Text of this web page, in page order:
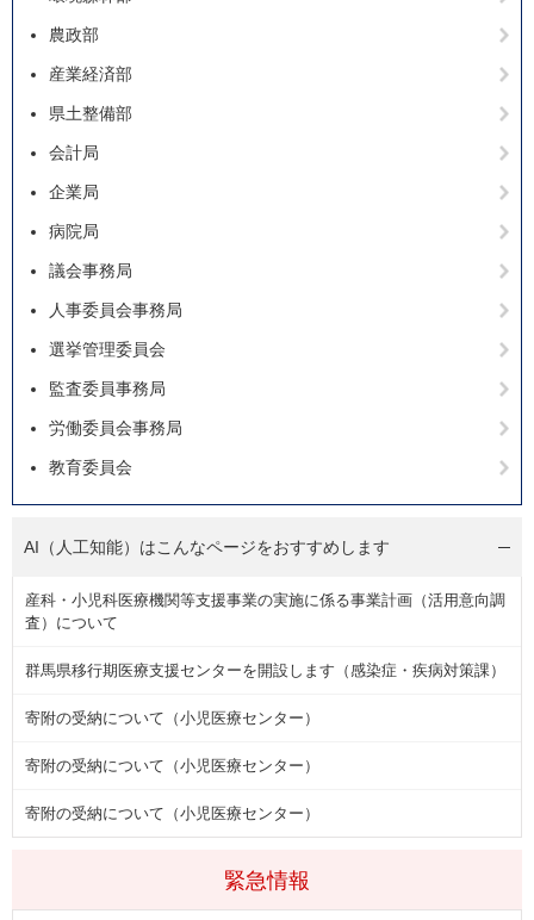
緊急情報
農政部
産業経済部
県土整備部
会計局
企業局
病院局
議会事務局
人事委員会事務局
選挙管理委員会
監査委員事務局
労働委員会事務局
教育委員会
AI（人工知能）はこんなページをおすすめします
産科・小児科医療機関等支援事業の実施に係る事業計画（活用意向調
査）について
群馬県移行期医療支援センターを開設します（感染症・疾病対策課）
寄附の受納について（小児医療センター）
寄附の受納について（小児医療センター）
寄附の受納について（小児医療センター）